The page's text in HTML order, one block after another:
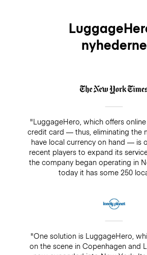
nyhederne
"LuggageHero, which offers
credit card — thus, eliminating the
have local currency on hand — is
recent players to expand its
the company began operating in
today it has some 250
"One solution is LuggageHero,
on the scene in Copenhagen and